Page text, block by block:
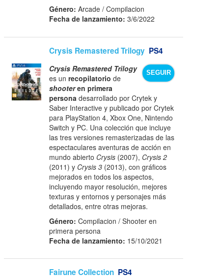
Género: Arcade / Compilacion
Fecha de lanzamiento: 3/6/2022
Crysis Remastered Trilogy PS4
SEGUIR
Crysis Remastered Trilogy
es unrecopilatorio de
shooteren primera
persona desarrollado por Crytek y
Saber Interactive y publicado por Crytek
para PlayStation 4, Xbox One, Nintendo
Switch y PC. Una colección que incluye
las tres versiones remasterizadas de las
espectaculares aventuras de acción en
mundo abierto Crysis (2007), Crysis 2
(2011) y Crysis 3 (2013), con gráficos
mejorados en todos los aspectos,
incluyendo mayor resolución, mejores
texturas y entornos y personajes más
detallados, entre otras mejoras.
Género: Compilacion / Shooter en
primera persona
Fecha de lanzamiento: 15/10/2021
Fairune Collection PS4